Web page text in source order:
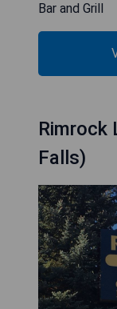
Bar and Grill
Rimrock
Falls)